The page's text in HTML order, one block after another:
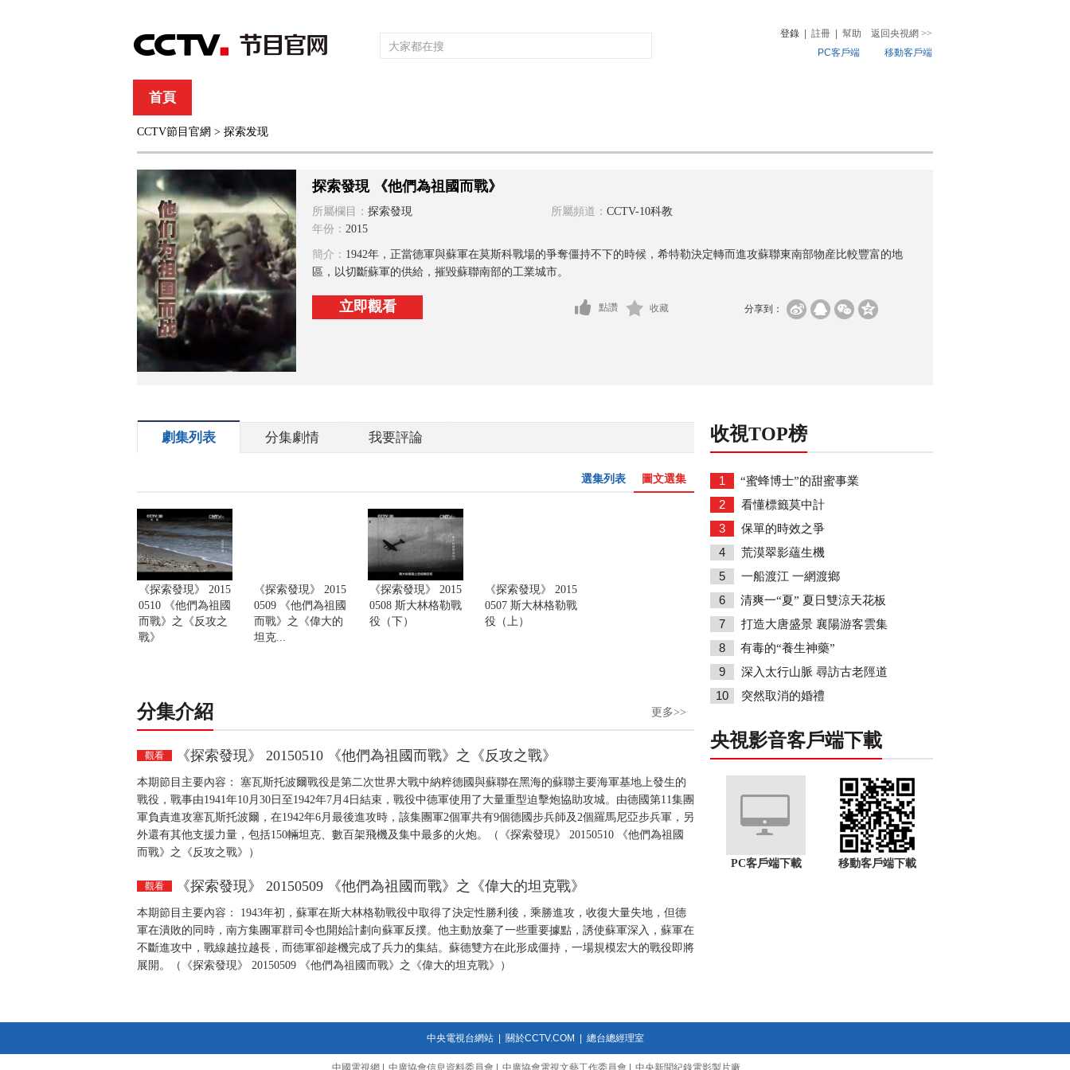
登錄 註冊 幫助 返回央視網 >>
PC客戶端
移動客戶端
首頁
綜合 新聞 財經 綜藝
CCTV節目官網 > 探索发现
探索發現 《他們為祖國而戰》
所屬欄目： 探索發現 所屬頻道： CCTV-10科教
年份： 2015
簡介： 1942年，正當德軍與蘇軍在莫斯科戰場的爭奪僵持不下的時候，希特勒決定轉而進攻蘇聯東南部物産比較豐富的地
區，以切斷蘇軍的供給，摧毀蘇聯南部的工業城市。
立即觀看 分享到：
點讚 收藏
劇集列表 分集劇情 我要評論
圖文選集
選集列表
《探索發現》 2015
0510 《他們為祖國
而戰》之《反攻之
戰》
《探索發現》 2015
0509 《他們為祖國
而戰》之《偉大的
坦克...
《探索發現》 2015
0508 斯大林格勒戰
役（下）
《探索發現》 2015
0507 斯大林格勒戰
役（上）
分集介紹 更多>>
觀看 《探索發現》 20150510 《他們為祖國而戰》之《反攻之戰》
本期節目主要內容： 塞瓦斯托波爾戰役是第二次世界大戰中納粹德國與蘇聯在黑海的蘇聯主要海軍基地上發生的
戰役，戰事由1941年10月30日至1942年7月4日結束，戰役中德軍使用了大量重型迫擊炮協助攻城。由德國第11集團
軍負責進攻塞瓦斯托波爾，在1942年6月最後進攻時，該集團軍2個軍共有9個德國步兵師及2個羅馬尼亞步兵軍，另
外還有其他支援力量，包括150輛坦克、數百架飛機及集中最多的火炮。（《探索發現》 20150510 《他們為祖國
而戰》之《反攻之戰》）
觀看 《探索發現》 20150509 《他們為祖國而戰》之《偉大的坦克戰》
本期節目主要內容： 1943年初，蘇軍在斯大林格勒戰役中取得了決定性勝利後，乘勝進攻，收復大量失地，但德
軍在潰敗的同時，南方集團軍群司令也開始計劃向蘇軍反撲。他主動放棄了一些重要據點，誘使蘇軍深入，蘇軍在
不斷進攻中，戰線越拉越長，而德軍卻趁機完成了兵力的集結。蘇德雙方在此形成僵持，一場規模宏大的戰役即將
展開。（《探索發現》 20150509 《他們為祖國而戰》之《偉大的坦克戰》）
收視TOP榜
1 “蜜蜂博士”的甜蜜事業
2 看懂標籤莫中計
3 保單的時效之爭
4 荒漠翠影蘊生機
5 一船渡江 一網渡鄉
6 清爽一“夏” 夏日雙涼天花板
7 打造大唐盛景 襄陽游客雲集
8 有毒的“養生神藥”
9 深入太行山脈 尋訪古老陘道
10 突然取消的婚禮
央視影音客戶端下載
PC客戶端下載 移動客戶端下載
中央電視台網站| 關於CCTV.COM 總台總經理室
中國電視網 中廣協會信息資料委員會 中廣協會電視文藝工作委員會 中央新聞紀錄電影製片廠